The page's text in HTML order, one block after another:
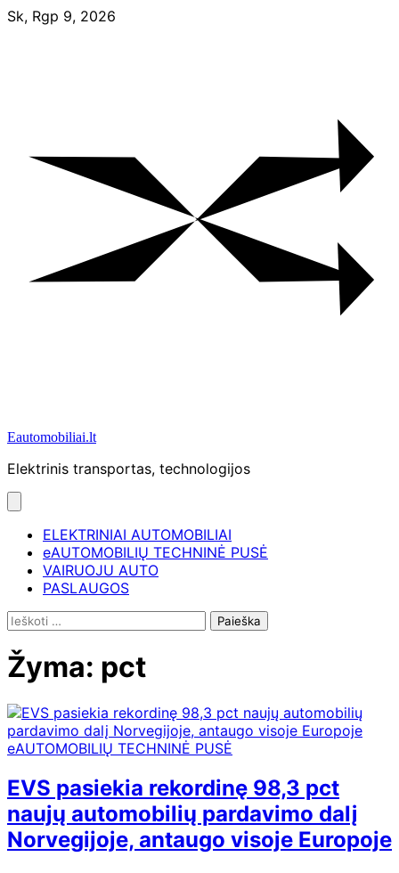
Skip
Sk, Rgp 9, 2026
Eautomobiliai.lt
Elektrinis transportas, technologijos
ELEKTRINIAI AUTOMOBILIAI
eAUTOMOBILIŲ TECHNINĖ PUSĖ
VAIRUOJU AUTO
PASLAUGOS
Ieškoti:
Žyma: pct
eAUTOMOBILIŲ TECHNINĖ PUSĖ
EVS pasiekia rekordinę 98,3 pct
naujų automobilių pardavimo dalį
Norvegijoje, antaugo visoje Europoje